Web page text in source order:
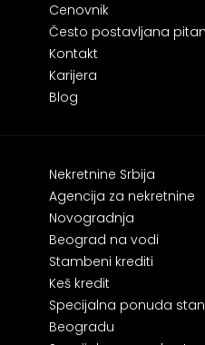
Cenovnik
Često postavljana
Kontakt
Karijera
Blog
Nekretnine Srbija
Agencija za nekretnine
Novogradnja
Beograd na vodi
Stambeni krediti
Keš kredit
Specijalna ponuda
Beogradu